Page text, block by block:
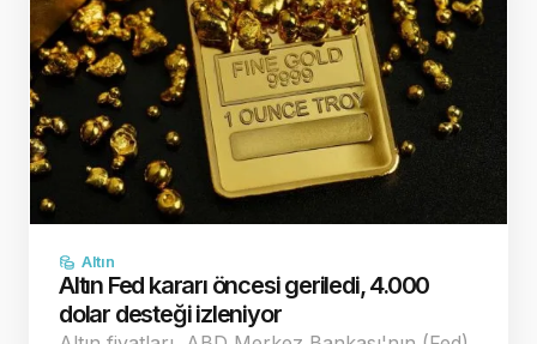
Altın
Altın Fed kararı öncesi geriledi, 4.000
dolar desteği izleniyor